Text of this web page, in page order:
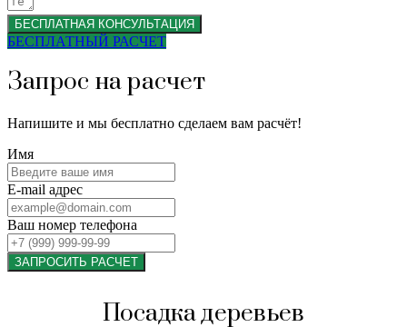
БЕСПЛАТНАЯ КОНСУЛЬТАЦИЯ
БЕСПЛАТНЫЙ РАСЧЕТ
Запрос на расчет
Напишите и мы бесплатно сделаем вам расчёт!
Имя
E-mail адрес
Ваш номер телефона
ЗАПРОСИТЬ РАСЧЕТ
Посадка деревьев